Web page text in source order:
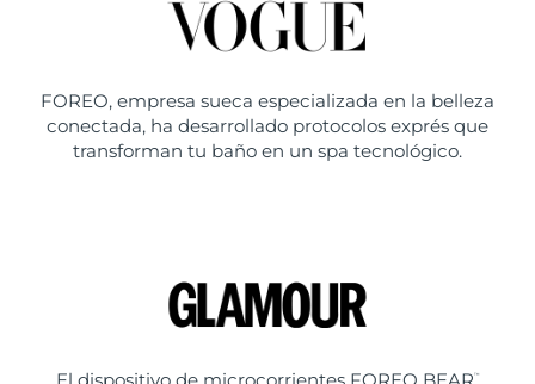
FOREO, empresa sueca especializada en la belleza
conectada, ha desarrollado protocolos exprés que
transforman tu baño en un spa tecnológico.
™